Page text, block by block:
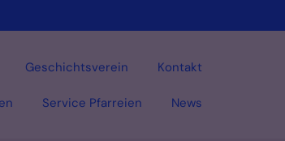
Service Pfarreien News
Geschichtsverein Kontakt